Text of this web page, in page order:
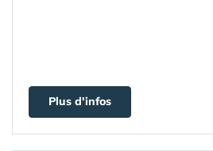
Plus d'infos